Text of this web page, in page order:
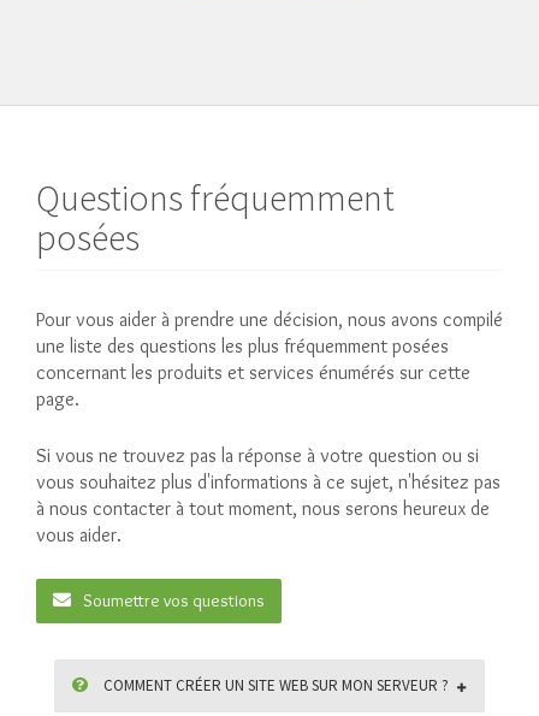
Questions fréquemment
posées
Pour vous aider à prendre une décision, nous avons compilé
une liste des questions les plus fréquemment posées
concernant les produits et services énumérés sur cette
page.
Si vous ne trouvez pas la réponse à votre question ou si
vous souhaitez plus d'informations à ce sujet, n'hésitez pas
à nous contacter à tout moment, nous serons heureux de
vous aider.
Soumettre vos questions
COMMENT CRÉER UN SITE WEB SUR MON SERVEUR ?